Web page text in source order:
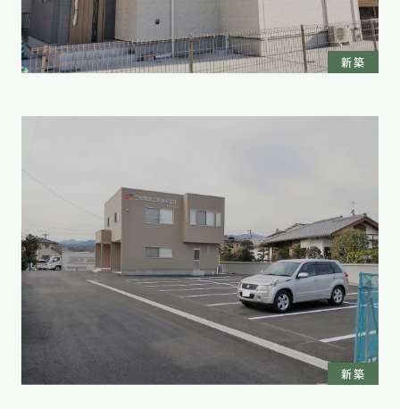
新築
新築